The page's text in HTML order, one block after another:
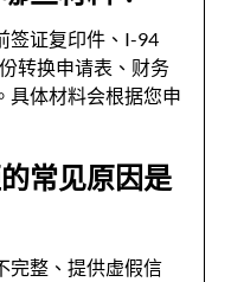
签证复印件、I-94
转换申请表、财务
具体材料会根据您申
常见原因是
完整、提供虚假信